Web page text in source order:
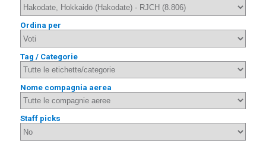
Ordina per
Tag / Categorie
Nome compagnia aerea
Staff picks